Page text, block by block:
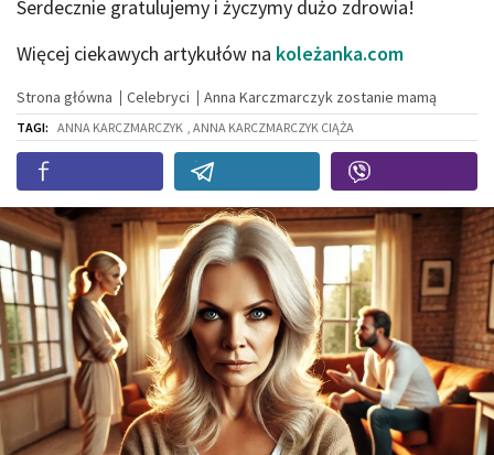
Serdecznie gratulujemy i życzymy dużo zdrowia!
Więcej ciekawych artykułów na koleżanka.com
Strona główna Celebryci Anna Karczmarczyk zostanie mamą
TAGI: ANNA KARCZMARCZYK , ANNA KARCZMARCZYK CIĄŻA